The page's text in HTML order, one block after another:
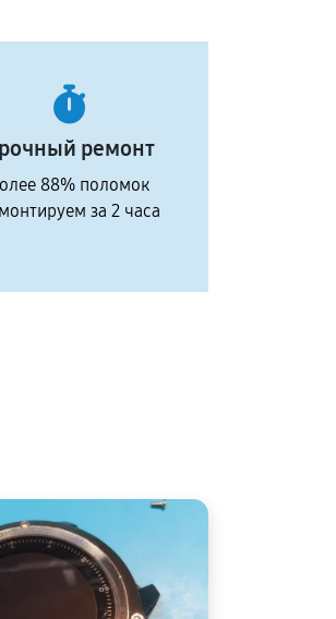
ремонт
88% поломок
за 2 часа